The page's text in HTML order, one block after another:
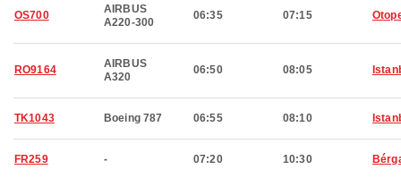
OS700
AIRBUS
A220-300
06:35 07:15
RO9164
AIRBUS
A320
06:50 08:05
TK1043 Boeing 787 06:55 08:10
FR259 - 07:20 10:30